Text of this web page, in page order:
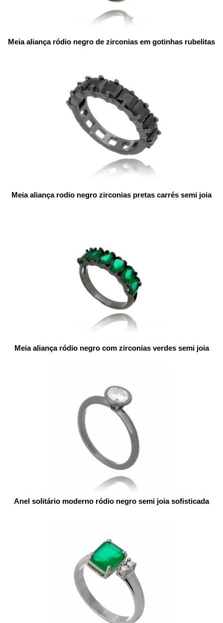
Meia aliança ródio negro de zirconias em gotinhas rubelitas
Meia aliança rodio negro zirconias pretas carrés semi joia
Meia aliança ródio negro com zirconias verdes semi joia
Anel solitário moderno ródio negro semi joia sofisticada